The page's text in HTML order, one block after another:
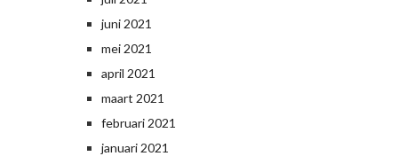
juni 2021
mei 2021
april 2021
maart 2021
februari 2021
januari 2021